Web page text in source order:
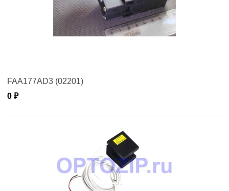
FAA177AD3 (02201)
0 ₽